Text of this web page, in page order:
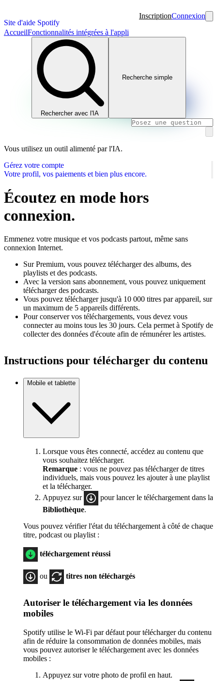
Site d'aide Spotify
InscriptionConnexion
AccueilFonctionnalités intégrées à l'appli
Rechercher avec l'IA
Recherche simple
Vous utilisez un outil alimenté par l'IA.
Gérez votre compte
Votre profil, vos paiements et bien plus encore.
Écoutez en mode hors
connexion.
Emmenez votre musique et vos podcasts partout, même sans
connexion Internet.
Sur Premium, vous pouvez télécharger des albums, des
playlists et des podcasts.
Avec la version sans abonnement, vous pouvez uniquement
télécharger des podcasts.
Vous pouvez télécharger jusqu'à 10 000 titres par appareil, sur
un maximum de 5 appareils différents.
Pour conserver vos téléchargements, vous devez vous
connecter au moins tous les 30 jours. Cela permet à Spotify de
collecter des données d'écoute afin de rémunérer les artistes.
Instructions pour télécharger du contenu
Mobile et tablette
Lorsque vous êtes connecté, accédez au contenu que
vous souhaitez télécharger.
Remarque : vous ne pouvez pas télécharger de titres
individuels, mais vous pouvez les ajouter à une playlist
et la télécharger.
Appuyez sur
pour lancer le téléchargement dans la
Bibliothèque.
Vous pouvez vérifier l'état du téléchargement à côté de chaque
titre, podcast ou playlist :
téléchargement réussi
ou titres non téléchargés
Autoriser le téléchargement via les données
mobiles
Spotify utilise le Wi-Fi par défaut pour télécharger du contenu
afin de réduire la consommation de données mobiles, mais
vous pouvez autoriser le téléchargement avec les données
mobiles :
Appuyez sur votre photo de profil en haut.